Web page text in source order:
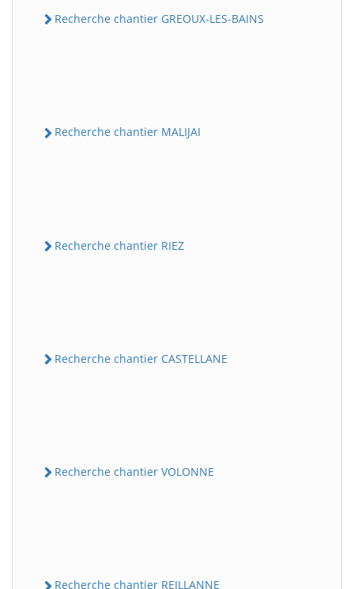
Recherche chantier GREOUX-LES-BAINS
Recherche chantier MALIJAI
Recherche chantier RIEZ
Recherche chantier CASTELLANE
Recherche chantier VOLONNE
Recherche chantier REILLANNE